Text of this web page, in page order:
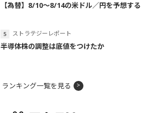
【為替】8/10～8/14の米ドル／円を予想する
ストラテジーレポート
半導体株の調整は底値をつけたか
ランキング一覧を見る